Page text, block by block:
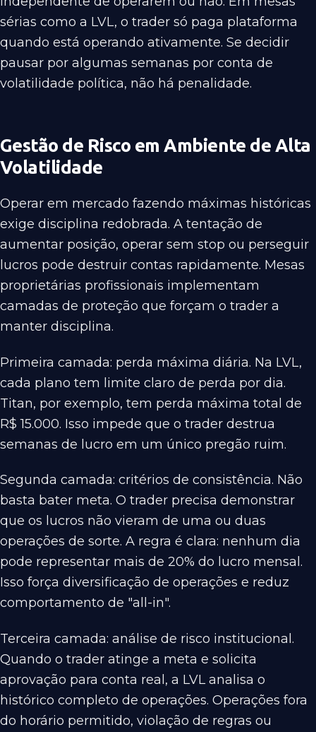
sérias como a LVL, o trader só paga plataforma
quando está operando ativamente. Se decidir
pausar por algumas semanas por conta de
volatilidade política, não há penalidade.
Gestão de Risco em Ambiente de Alta
Volatilidade
Operar em mercado fazendo máximas históricas
exige disciplina redobrada. A tentação de
aumentar posição, operar sem stop ou perseguir
lucros pode destruir contas rapidamente. Mesas
proprietárias profissionais implementam
camadas de proteção que forçam o trader a
manter disciplina.
Primeira camada: perda máxima diária. Na LVL,
cada plano tem limite claro de perda por dia.
Titan, por exemplo, tem perda máxima total de
R$ 15.000. Isso impede que o trader destrua
semanas de lucro em um único pregão ruim.
Segunda camada: critérios de consistência. Não
basta bater meta. O trader precisa demonstrar
que os lucros não vieram de uma ou duas
operações de sorte. A regra é clara: nenhum dia
pode representar mais de 20% do lucro mensal.
Isso força diversificação de operações e reduz
comportamento de "all-in".
Terceira camada: análise de risco institucional.
Quando o trader atinge a meta e solicita
aprovação para conta real, a LVL analisa o
histórico completo de operações. Operações fora
do horário permitido, violação de regras ou